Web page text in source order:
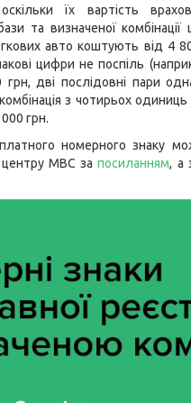
їх вартість
та визначеної комбінації
авто коштують від 4
цифри не поспіль
дві послідовні пари
з чотирьох
грн.
номерного знаку
центру МВС запосиланням, а